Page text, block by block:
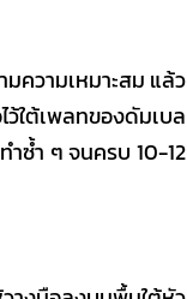
ความเหมาะสม แล้ว
ว้ใต้เพลทของดัมเบล
ซ้ำ ๆ จนครบ 10-12